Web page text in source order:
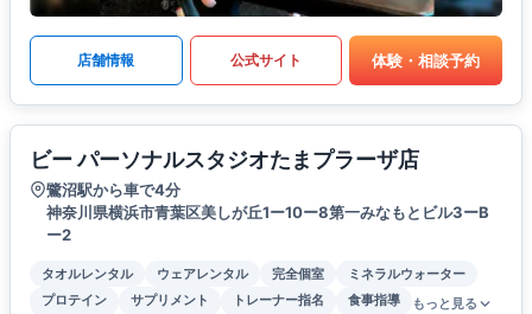
店舗情報 公式サイト 体験・相談予約
ビー パーソナルスタジオたまプラーザ店
鷺沼駅から車で4分
神奈川県横浜市青葉区美しが丘1ー10ー8第一みなもとビル3ーB
ー2
タオルレンタル ウェアレンタル 完全個室
ミネラルウォーター
プロテイン
サプリメント トレーナー指名 食事指導 もっと見る